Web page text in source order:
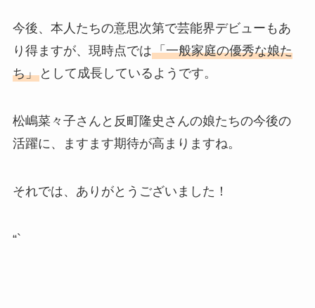
今後、本人たちの意思次第で芸能界デビューもあ
り得ますが、現時点では「一般家庭の優秀な娘た
ち」として成長しているようです。
松嶋菜々子さんと反町隆史さんの娘たちの今後の
活躍に、ますます期待が高まりますね。
それでは、ありがとうございました！
“`